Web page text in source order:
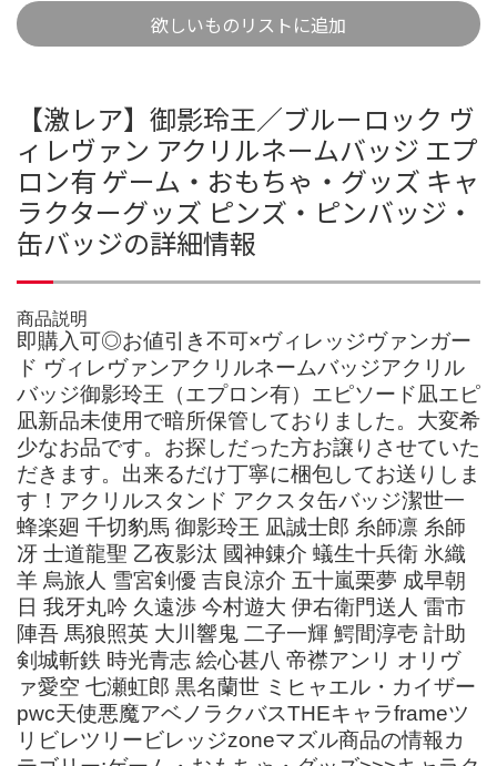
欲しいものリストに追加
【激レア】御影玲王／ブルーロック ヴ
ィレヴァン アクリルネームバッジ エプ
ロン有 ゲーム・おもちゃ・グッズ キャ
ラクターグッズ ピンズ・ピンバッジ・
缶バッジの詳細情報
商品説明
即購入可◎お値引き不可×ヴィレッジヴァンガー
ド ヴィレヴァンアクリルネームバッジアクリル
バッジ御影玲王（エプロン有）エピソード凪エピ
凪新品未使用で暗所保管しておりました。大変希
少なお品です。お探しだった方お譲りさせていた
だきます。出来るだけ丁寧に梱包してお送りしま
す！アクリルスタンド アクスタ缶バッジ潔世一
蜂楽廻 千切豹馬 御影玲王 凪誠士郎 糸師凛 糸師
冴 士道龍聖 乙夜影汰 國神錬介 蟻生十兵衛 氷織
羊 烏旅人 雪宮剣優 吉良涼介 五十嵐栗夢 成早朝
日 我牙丸吟 久遠渉 今村遊大 伊右衛門送人 雷市
陣吾 馬狼照英 大川響鬼 二子一輝 鰐間淳壱 計助
剣城斬鉄 時光青志 絵心甚八 帝襟アンリ オリヴ
ァ愛空 七瀬虹郎 黒名蘭世 ミヒャエル・カイザー
pwc天使悪魔アベノラクバスTHEキャラframeツ
リビレツリービレッジzoneマズル商品の情報カ